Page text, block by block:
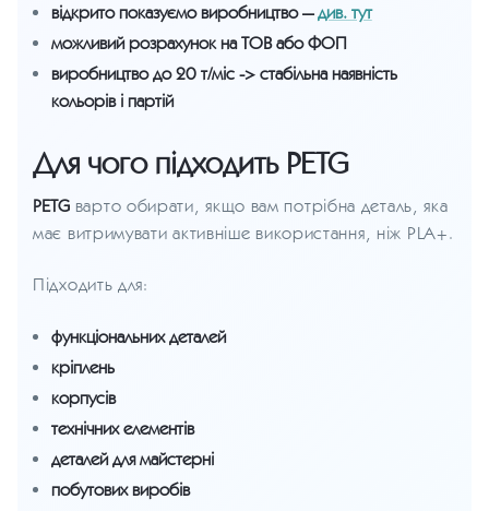
відкрито показуємо виробництво —див. тут
можливий розрахунок на ТОВ або ФОП
виробництво до 20 т/міс -> стабільна наявність
кольорів і партій
Для чого підходить PETG
PETG варто обирати, якщо вам потрібна деталь, яка
має витримувати активніше використання, ніж PLA+.
Підходить для:
функціональних деталей
кріплень
корпусів
технічних елементів
деталей для майстерні
побутових виробів